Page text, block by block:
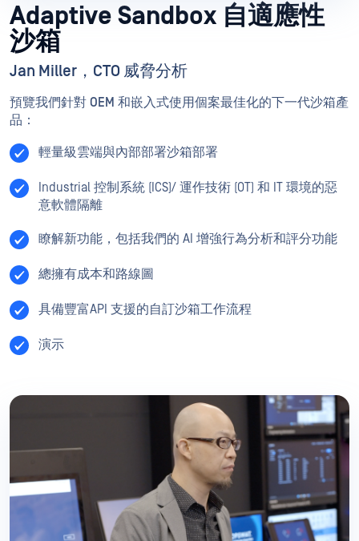
Adaptive Sandbox 自適應性
沙箱
Jan Miller，CTO 威脅分析
預覽我們針對 OEM 和嵌入式使用個案最佳化的下一代沙箱產
品：
輕量級雲端與內部部署沙箱部署
Industrial 控制系統 (ICS)/ 運作技術 (OT) 和 IT 環境的惡
意軟體隔離
瞭解新功能，包括我們的 AI 增強行為分析和評分功能
總擁有成本和路線圖
具備豐富API 支援的自訂沙箱工作流程
演示